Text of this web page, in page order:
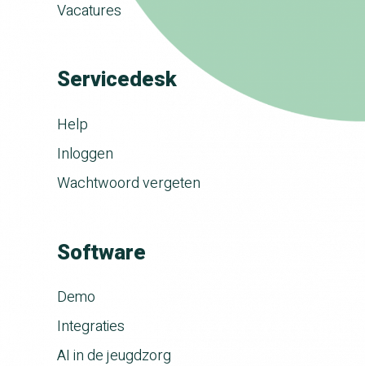
Vacatures
Servicedesk
Help
Inloggen
Wachtwoord vergeten
Software
Demo
Integraties
AI in de jeugdzorg